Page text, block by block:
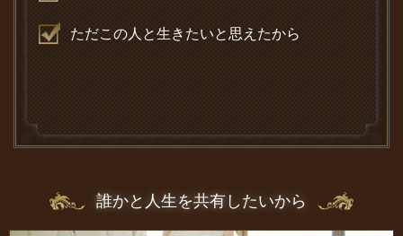
ただこの人と生きたいと思えたから
誰かと人生を共有したいから